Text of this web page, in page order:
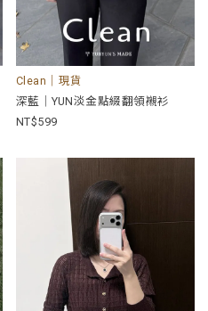
Clean｜現貨
深藍｜YUN淡金點綴翻領襯衫
599